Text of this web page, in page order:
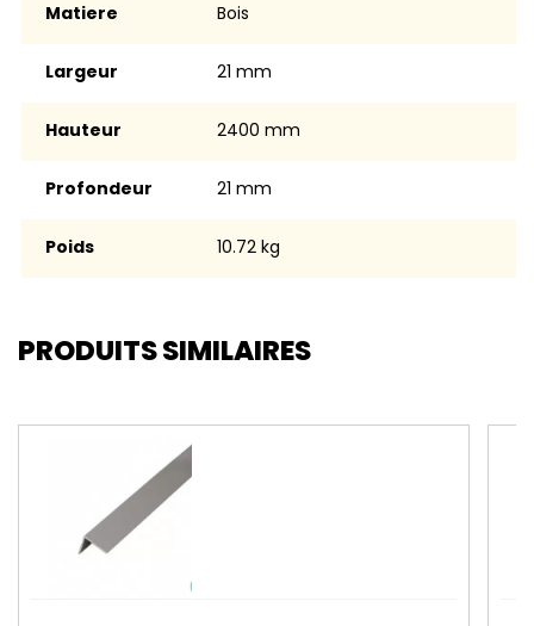
Matiere Bois
Largeur 21 mm
Hauteur 2400 mm
Profondeur 21 mm
Poids 10.72 kg
PRODUITS SIMILAIRES